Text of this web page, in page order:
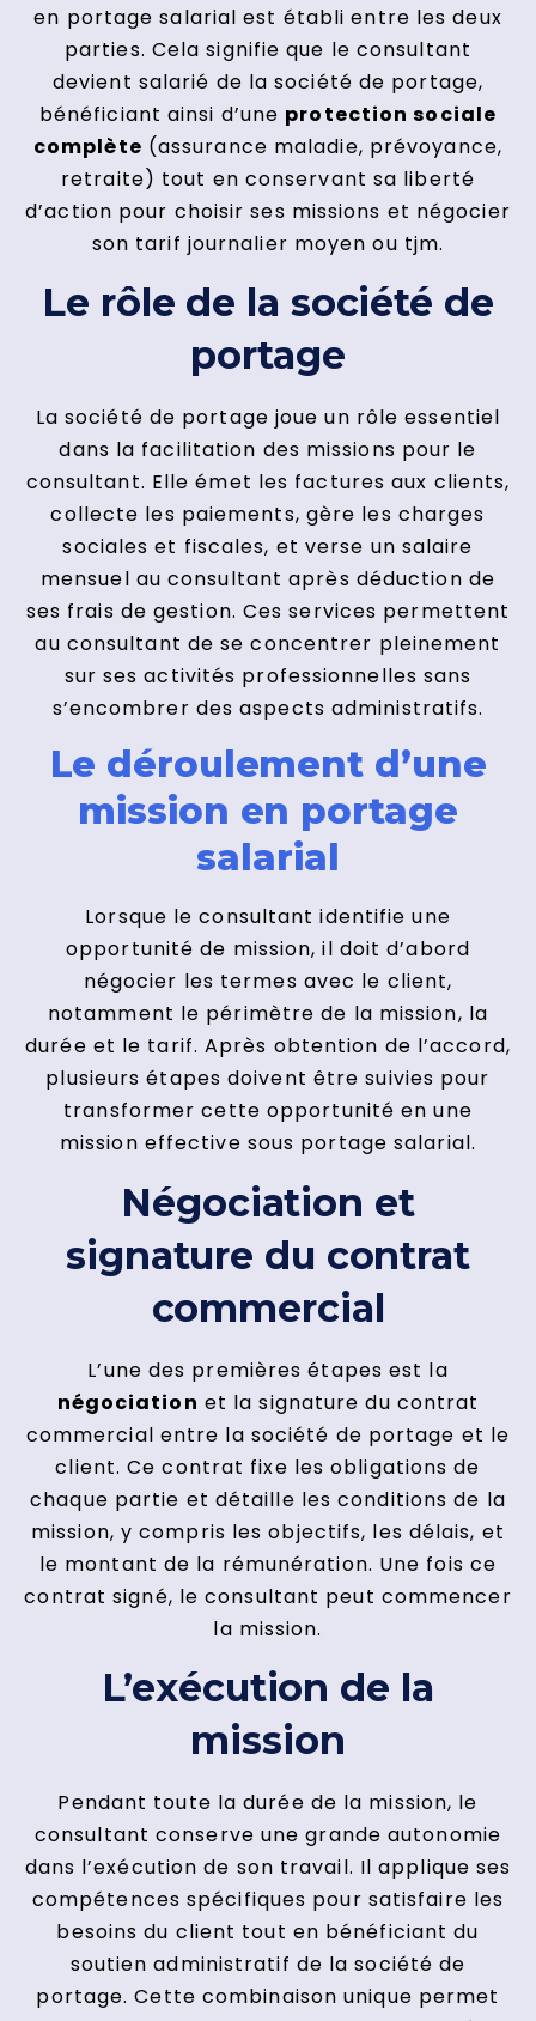
en portage salarial est établi entre les deux
parties. Cela signifie que le consultant
devient salarié de la société de portage,
bénéficiant ainsi d’une protection sociale
complète (assurance maladie, prévoyance,
retraite) tout en conservant sa liberté
d’action pour choisir ses missions et négocier
son tarif journalier moyen ou tjm.
Le rôle de la société de
portage
La société de portage joue un rôle essentiel
dans la facilitation des missions pour le
consultant. Elle émet les factures aux clients,
collecte les paiements, gère les charges
sociales et fiscales, et verse un salaire
mensuel au consultant après déduction de
ses frais de gestion. Ces services permettent
au consultant de se concentrer pleinement
sur ses activités professionnelles sans
s’encombrer des aspects administratifs.
Le déroulement d’une
mission en portage
salarial
Lorsque le consultant identifie une
opportunité de mission, il doit d’abord
négocier les termes avec le client,
notamment le périmètre de la mission, la
durée et le tarif. Après obtention de l’accord,
plusieurs étapes doivent être suivies pour
transformer cette opportunité en une
mission effective sous portage salarial.
Négociation et
signature du contrat
commercial
L’une des premières étapes est la
négociation et la signature du contrat
commercial entre la société de portage et le
client. Ce contrat fixe les obligations de
chaque partie et détaille les conditions de la
mission, y compris les objectifs, les délais, et
le montant de la rémunération. Une fois ce
contrat signé, le consultant peut commencer
la mission.
L’exécution de la
mission
Pendant toute la durée de la mission, le
consultant conserve une grande autonomie
dans l’exécution de son travail. Il applique ses
compétences spécifiques pour satisfaire les
besoins du client tout en bénéficiant du
soutien administratif de la société de
portage. Cette combinaison unique permet